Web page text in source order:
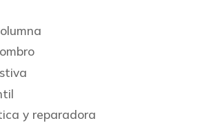
y reparadora